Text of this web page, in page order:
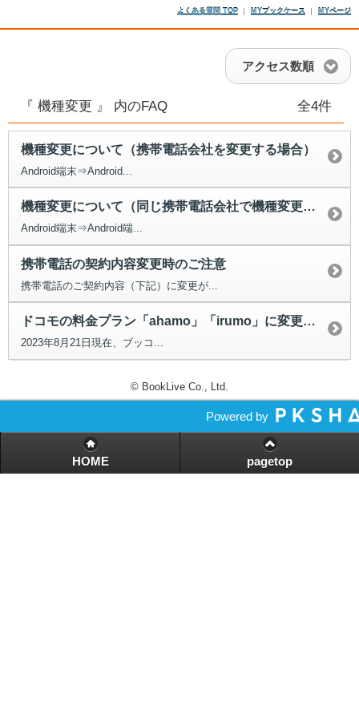
よくある質問 TOP MYブックケース MYページ
アクセス数順
『 機種変更 』 内のFAQ 全4件
機種変更について（携帯電話会社を変更する場合）
Android端末⇒Android...
機種変更について（同じ携帯電話会社で機種変更する場合）
Android端末⇒Android端...
携帯電話の契約内容変更時のご注意
携帯電話のご契約内容（下記）に変更が...
ドコモの料金プラン「ahamo」「irumo」に変更したらどうなりますか？
2023年8月21日現在、ブッコ...
© BookLive Co., Ltd.
Powered by
HOME pagetop